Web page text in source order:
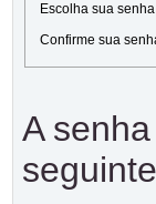
Escolha sua senha
Confirme sua
A